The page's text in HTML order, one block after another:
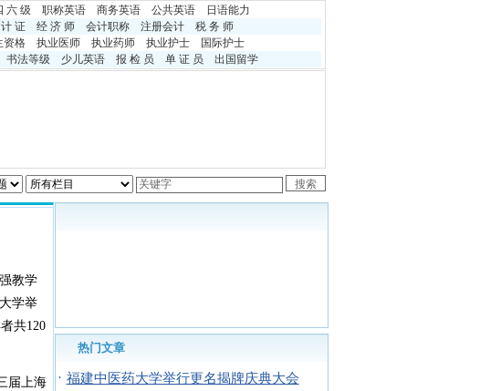
六 级 职称英语 商务英语 公共英语
日语能力
证 经 济 师 会计职称 注册会计
税 务 师
资格 执业医师 执业药师 执业护士
国际护士
书法等级 少儿英语 报 检 员 单 证 员 出国留学
教学
学举
共120
届上海
热门文章
· 福建中医药大学举行更名揭牌庆典大会